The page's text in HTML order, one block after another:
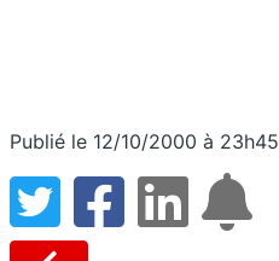
Publié le 12/10/2000 à 23h45